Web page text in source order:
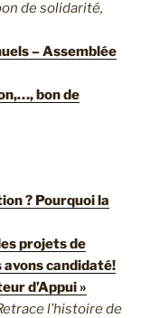
de solidarité,
– Assemblée
bon de
? Pourquoi la
projets de
candidaté!
d’Appui »
l’histoire de